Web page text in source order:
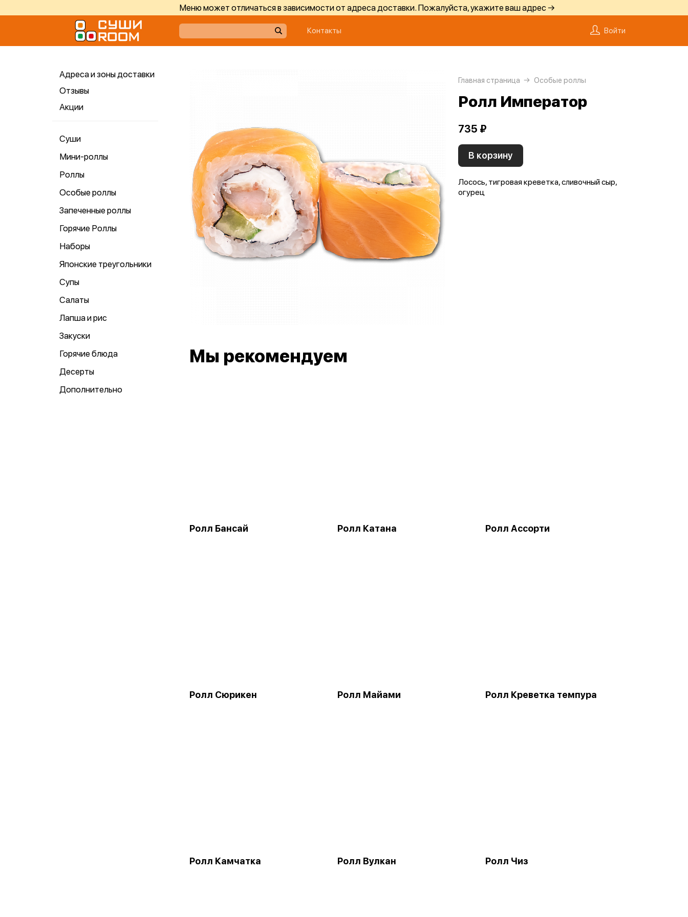
Меню может отличаться в зависимости от адреса доставки. Пожалуйста, укажите ваш адрес →
Контакты Войти
Адреса и зоны доставки
Отзывы
Акции
Суши
Мини-роллы
Роллы
Особые роллы
Запеченные роллы
Горячие Роллы
Наборы
Японские треугольники
Супы
Салаты
Лапша и рис
Закуски
Горячие блюда
Десерты
Дополнительно
Главная страница Особые роллы
Ролл Император
735 ₽
В корзину
Лосось, тигровая креветка, сливочный сыр,
огурец
Мы рекомендуем
Ролл Бансай Ролл Катана Ролл Ассорти
Ролл Сюрикен Ролл Майами Ролл Креветка темпура
Ролл Камчатка Ролл Вулкан Ролл Чиз